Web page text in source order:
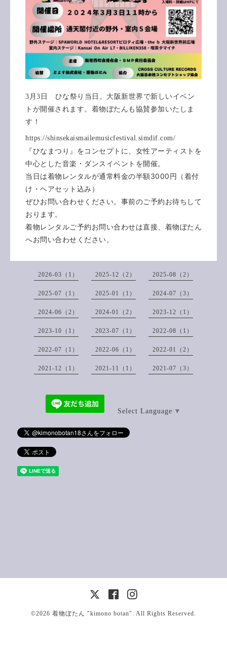
3月3日 ひな祭り当日。大阪新世界で新しいイベン
トが開催されます。着物ぼたんも協賛参加いたしま
す！
https://shinsekaismailemusicfestival.simdif.com/
『ひなまつり』をコンセプトに、女性アーティストを
中心とした音楽・ダンスイベントを開催。
当日は着物レンタルが通常料金の半額3000円（着付
け・ヘアセット込み）
ぜひお問い合わせください。事前のご予約お待ちして
おります。
着物レンタルご予約お問い合わせは直接、着物ぼたん
へお問い合わせください。
2026-03（1） 2025-12（2） 2025-08（2）
2025-07（1） 2025-01（1） 2024-07（3）
2024-06（2） 2024-01（2） 2023-12（1）
2023-10（1） 2023-07（1） 2022-08（1）
2022-07（1） 2022-06（1） 2022-01（2）
2021-12（1） 2021-11（1） 2021-07（3）
Select Language ▼
©2026 着物ぼたん "kimono botan" . All Rights Reserved.